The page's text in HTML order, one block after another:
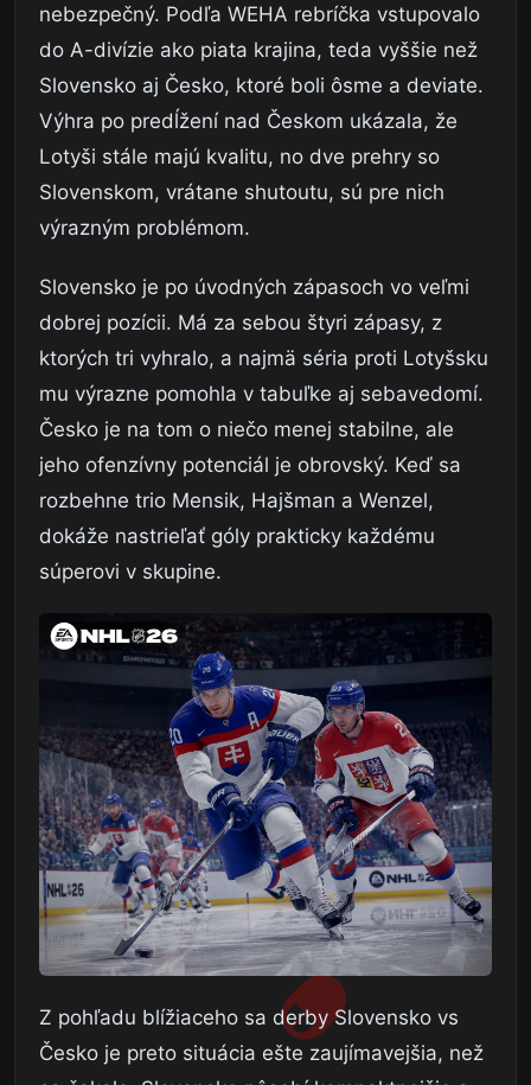
nebezpečný. Podľa WEHA rebríčka vstupovalo
do A-divízie ako piata krajina, teda vyššie než
Slovensko aj Česko, ktoré boli ôsme a deviate.
Výhra po predĺžení nad Českom ukázala, že
Lotyši stále majú kvalitu, no dve prehry so
Slovenskom, vrátane shutoutu, sú pre nich
výrazným problémom.
Slovensko je po úvodných zápasoch vo veľmi
dobrej pozícii. Má za sebou štyri zápasy, z
ktorých tri vyhralo, a najmä séria proti Lotyšsku
mu výrazne pomohla v tabuľke aj sebavedomí.
Česko je na tom o niečo menej stabilne, ale
jeho ofenzívny potenciál je obrovský. Keď sa
rozbehne trio Mensik, Hajšman a Wenzel,
dokáže nastrieľať góly prakticky každému
súperovi v skupine.
Z pohľadu blížiaceho sa derby Slovensko vs
Česko je preto situácia ešte zaujímavejšia, než